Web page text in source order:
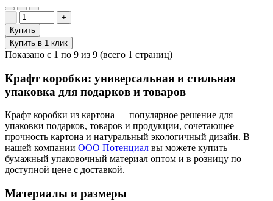
-
+
Купить
Купить в 1 клик
Показано с 1 по 9 из 9 (всего 1 страниц)
Крафт коробки: универсальная и стильная
упаковка для подарков и товаров
Крафт коробки из картона — популярное решение для
упаковки подарков, товаров и продукции, сочетающее
прочность картона и натуральный экологичный дизайн. В
нашей компании ООО Потенциал вы можете купить
бумажный упаковочный материал оптом и в розницу по
доступной цене с доставкой.
Материалы и размеры